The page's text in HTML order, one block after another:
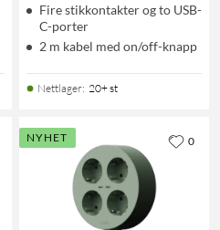
Fire stikkontakter og to USB-
C-porter
2 m kabel med on/off-knapp
Nettlager: 20+ st
NYHET 0